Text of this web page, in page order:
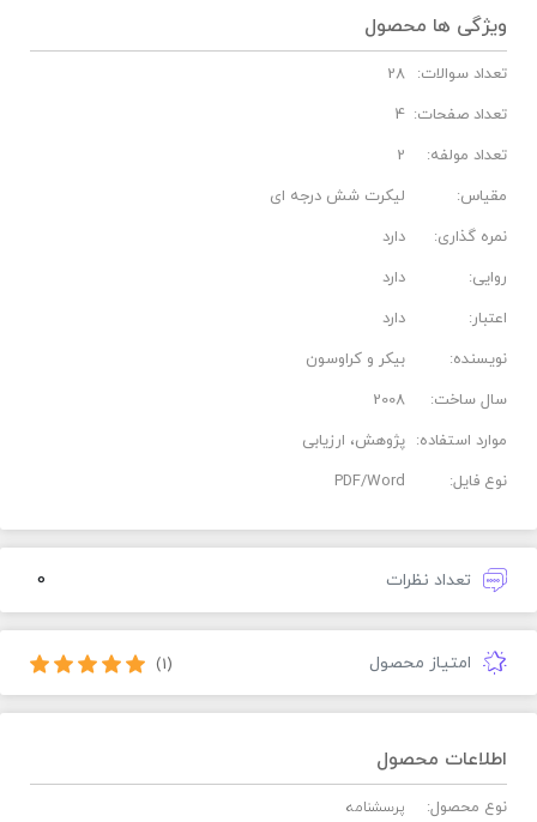
ویژگی ها محصول
تعداد سوالات:
28
تعداد صفحات: 4
تعداد مولفه:
2
مقیاس:
لیکرت شش درجه ای
نمره گذاری:
دارد
روایی:
دارد
اعتبار:
دارد
نویسنده:
بيكر و كراوسون
سال ساخت:
2008
موارد استفاده: پژوهش، ارزیابی
نوع فایل:
PDF/Word
تعداد نظرات 0
امتیاز محصول (1)
اطلاعات محصول
نوع محصول: پرسشنامه